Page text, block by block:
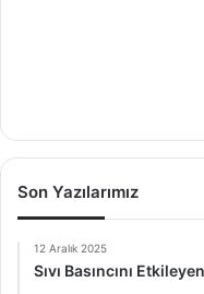
Son Yazılarımız
12 Aralık 2025
Sıvı Basıncını